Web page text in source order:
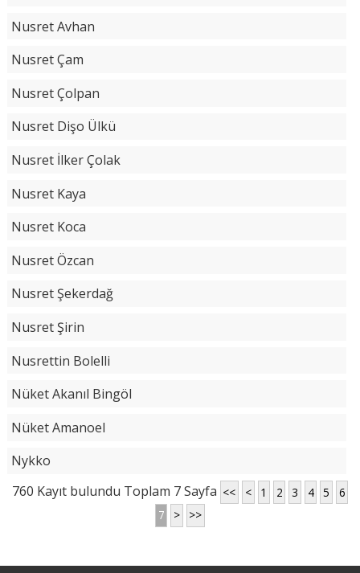
Nusret Avhan
Nusret Çam
Nusret Çolpan
Nusret Dişo Ülkü
Nusret İlker Çolak
Nusret Kaya
Nusret Koca
Nusret Özcan
Nusret Şekerdağ
Nusret Şirin
Nusrettin Bolelli
Nüket Akanıl Bingöl
Nüket Amanoel
Nykko
760 Kayıt bulundu Toplam 7 Sayfa << < 1 2 3 4 5
6
7
> >>